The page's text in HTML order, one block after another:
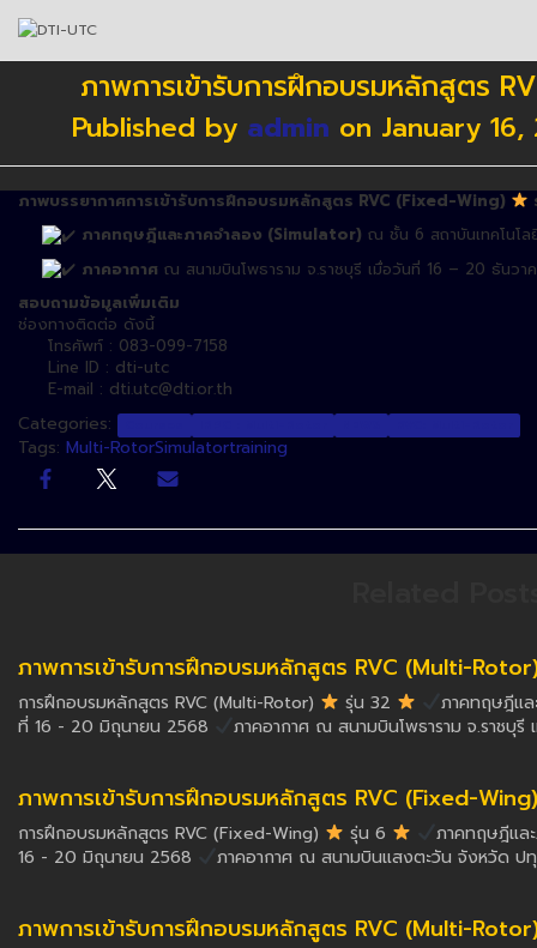
ภาพการเข้ารับการฝึกอบรมหลักสูตร
Published by admin on January 16,
ภาพบรรยากาศการเข้ารับการฝึกอบรมหลักสูตร RVC (Fixed-Wing)
ภาคทฤษฎีและภาคจำลอง (Simulator) ณ ชั้น 6 สถาบันเทคโนโ
ภาคอากาศ ณ สนามบินโพธาราม จ.ราชบุรี เมื่อวันที่ 16 – 20 ธันวา
สอบถามข้อมูลเพิ่มเติม
ช่องทางติดต่อ ดังนี้
โทรศัพท์ : 083-099-7158
Line ID : dti-utc
E-mail : dti.utc@dti.or.th
Categories:
Tags: Multi-RotorSimulatortraining
ภาพการเข้ารับการฝึกอบรมหลักสูตร RVC (Multi-
การฝึกอบรมหลักสูตร RVC (Multi-Rotor) รุ่น 32
ภาคทฤษฎีแ
ที่ 16 - 20 มิถุนายน 2568
ภาคอากาศ ณ สนามบินโพธาราม จ.ราชบุ
ภาพการเข้ารับการฝึกอบรมหลักสูตร RVC (Fixed-
การฝึกอบรมหลักสูตร RVC (Fixed-Wing) รุ่น 6
ภาคทฤษฎีแล
16 - 20 มิถุนายน 2568
ภาคอากาศ ณ สนามบินแสงตะวัน จังหวัด ป
ภาพการเข้ารับการฝึกอบรมหลักสูตร RVC (Multi-